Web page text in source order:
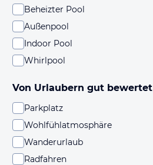
Beheizter Pool
Außenpool
Indoor Pool
Whirlpool
Von Urlaubern gut bewertet
Parkplatz
Wohlfühlatmosphäre
Wanderurlaub
Radfahren